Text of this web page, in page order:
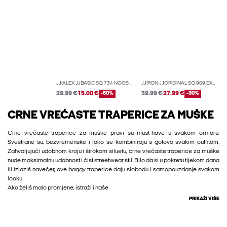
JJIALEX JJBASIC SQ 734 NOOS BAGGY FIT JEANS
29.99 €15.00 € -50%
JJIRON JJORIGINAL SQ 969 EXTRA BAGGY JEANS
39.99 €27.99 € -30%
CRNE VREĆASTE TRAPERICE ZA MUŠKE
Crne vrećaste traperice za muške pravi su must-have u svakom ormaru.
Svestrane su, bezvremenske i lako se kombiniraju s gotovo svakim outfitom.
Zahvaljujući udobnom kroju i širokom siluetu, crne vrećaste traperice za muške
nude maksimalnu udobnost i čist streetwear stil. Bilo da si u pokretu tijekom dana
ili izlaziš navečer, ove baggy traperice daju slobodu i samopouzdanje svakom
looku.
Ako želiš malo promjene, istraži i naše
PRIKAŽI VIŠE